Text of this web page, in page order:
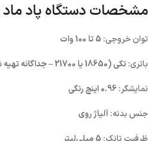
مشخصات دستگاه پاد ماد
توان خروجی:
باتری:تکی (18650 یا 21700 – جداگانه تهیه شود)
نمایشگر:
جنس بدنه:آلیاژ روی